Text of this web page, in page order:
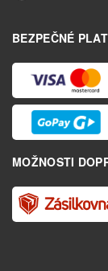
BEZPEČNÉ
MOŽNOSTI